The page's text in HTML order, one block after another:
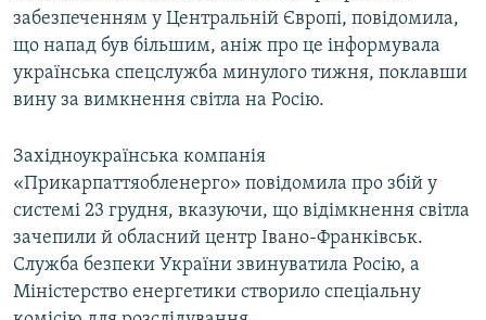
забезпеченням у Центральній Європі, повідомила,
що напад був більшим, аніж про це інформувала
українська спецслужба минулого тижня, поклавши
вину за вимкнення світла на Росію.
Західноукраїнська компанія
«Прикарпаттяобленерго» повідомила про збій у
системі 23 грудня, вказуючи, що відімкнення світла
зачепили й обласний центр Івано-Франківськ.
Служба безпеки України звинуватила Росію, а
Міністерство енергетики створило спеціальну